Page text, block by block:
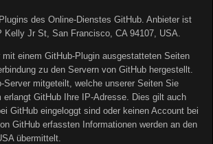
des Online-Dienstes GitHub. Anbieter ist
Kelly Jr St, San Francisco, CA 94107, USA.
einem GitHub-Plugin ausgestatteten Seiten
zu den Servern von GitHub hergestellt.
Server mitgeteilt, welche unserer Seiten Sie
erlangt GitHub Ihre IP-Adresse. Dies gilt auch
GitHub eingeloggt sind oder keinen Account bei
GitHub erfassten Informationen werden an den
übermittelt.